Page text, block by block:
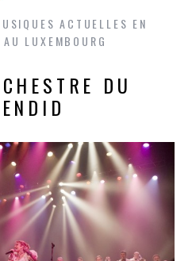
ACTUELLES EN
LUXEMBOURG
DU